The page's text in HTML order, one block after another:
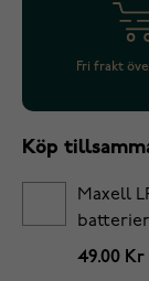
Fri frakt
Köp
Maxell
49.00 Kr